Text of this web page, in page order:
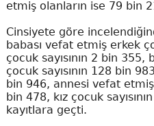
etmiş olanların ise 79 bin
Cinsiyete göre
babası vefat etmiş erkek
çocuk sayısının 2 bin
çocuk sayısının 128 bin
bin 946, annesi vefat etmiş
bin 478, kız çocuk
kayıtlara geçti.